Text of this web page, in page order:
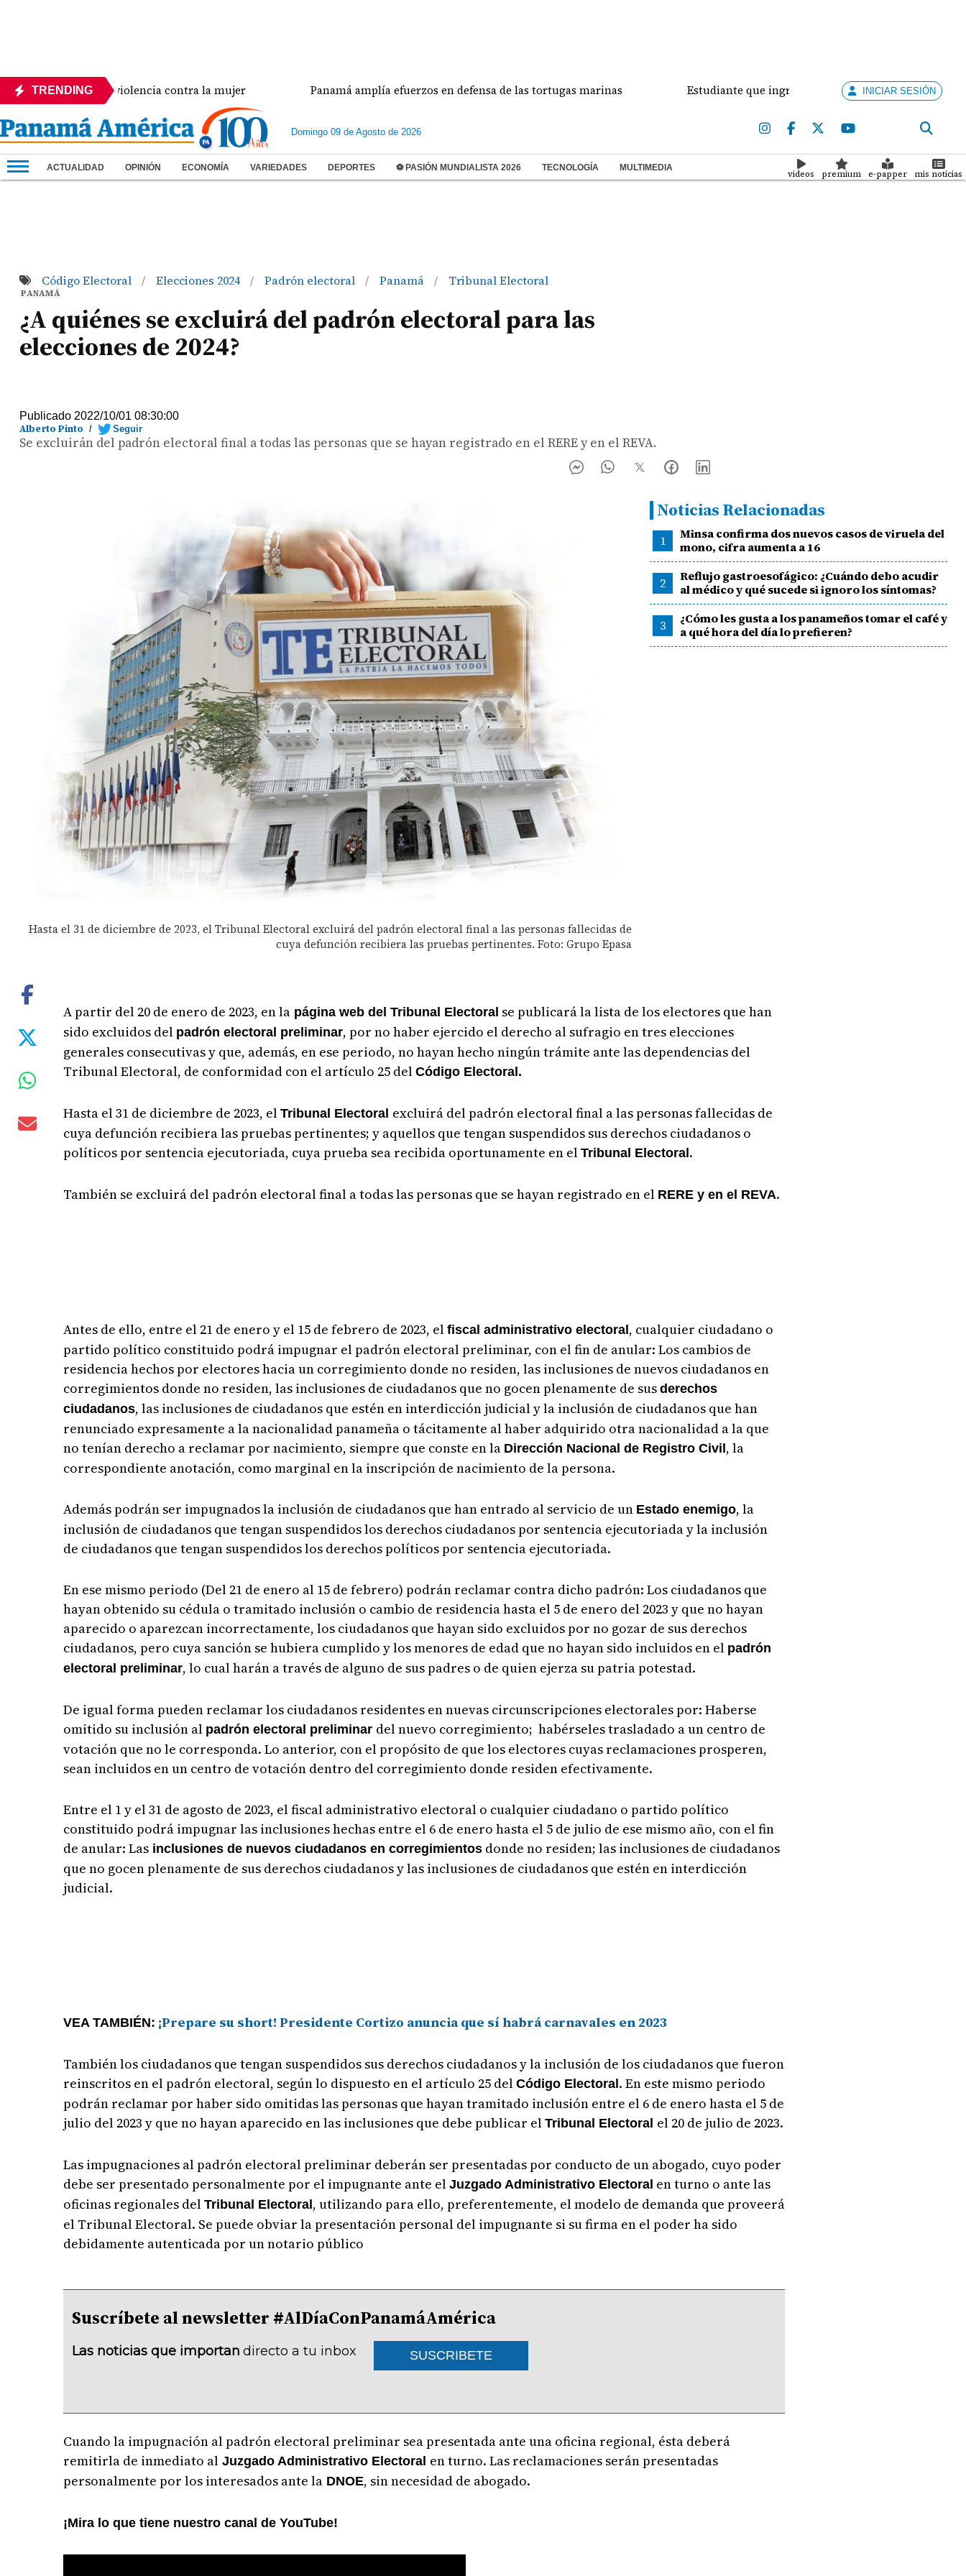
TRENDING
crisis de violencia contra la mujer Panamá amplía efuerzos en defensa de las tortugas marinas Estudiante que ingresó con un arma de fuego al 'Dolores
INICIAR SESIÓN
Domingo 09 de Agosto de 2026
ACTUALIDAD OPINIÓN ECONOMÍA VARIEDADES DEPORTES ⚽ PASIÓN MUNDIALISTA 2026 TECNOLOGÍA MULTIMEDIA
videos premium e-papper mis noticias
Código Electoral / Elecciones 2024 / Padrón electoral / Panamá / Tribunal Electoral
PANAMÁ
¿A quiénes se excluirá del padrón electoral para las
elecciones de 2024?
Publicado 2022/10/01 08:30:00
Alberto Pinto / Seguir
Se excluirán del padrón electoral final a todas las personas que se hayan registrado en el RERE y en el REVA.
Hasta el 31 de diciembre de 2023, el Tribunal Electoral excluirá del padrón electoral final a las personas fallecidas de
cuya defunción recibiera las pruebas pertinentes. Foto: Grupo Epasa
Noticias Relacionadas
1
Minsa confirma dos nuevos casos de viruela del
mono, cifra aumenta a 16
2
Reflujo gastroesofágico: ¿Cuándo debo acudir
al médico y qué sucede si ignoro los síntomas?
3
¿Cómo les gusta a los panameños tomar el café y
a qué hora del día lo prefieren?
A partir del 20 de enero de 2023, en la página web del Tribunal Electoral se publicará la lista de los electores que han
sido excluidos del padrón electoral preliminar, por no haber ejercido el derecho al sufragio en tres elecciones
generales consecutivas y que, además, en ese periodo, no hayan hecho ningún trámite ante las dependencias del
Tribunal Electoral, de conformidad con el artículo 25 delCódigo Electoral.
Hasta el 31 de diciembre de 2023, elTribunal Electoral excluirá del padrón electoral final a las personas fallecidas de
cuya defunción recibiera las pruebas pertinentes; y aquellos que tengan suspendidos sus derechos ciudadanos o
políticos por sentencia ejecutoriada, cuya prueba sea recibida oportunamente en elTribunal Electoral .
También se excluirá del padrón electoral final a todas las personas que se hayan registrado en el RERE y en el REVA.
Antes de ello, entre el 21 de enero y el 15 de febrero de 2023, elfiscal administrativo electoral , cualquier ciudadano o
partido político constituido podrá impugnar el padrón electoral preliminar, con el fin de anular: Los cambios de
residencia hechos por electores hacia un corregimiento donde no residen, las inclusiones de nuevos ciudadanos en
corregimientos donde no residen, las inclusiones de ciudadanos que no gocen plenamente de susderechos
ciudadanos, las inclusiones de ciudadanos que estén en interdicción judicial y la inclusión de ciudadanos que han
renunciado expresamente a la nacionalidad panameña o tácitamente al haber adquirido otra nacionalidad a la que
no tenían derecho a reclamar por nacimiento, siempre que conste en la Dirección Nacional de Registro Civil , la
correspondiente anotación, como marginal en la inscripción de nacimiento de la persona.
Además podrán ser impugnados la inclusión de ciudadanos que han entrado al servicio de un Estado enemigo, la
inclusión de ciudadanos que tengan suspendidos los derechos ciudadanos por sentencia ejecutoriada y la inclusión
de ciudadanos que tengan suspendidos los derechos políticos por sentencia ejecutoriada.
En ese mismo periodo (Del 21 de enero al 15 de febrero) podrán reclamar contra dicho padrón: Los ciudadanos que
hayan obtenido su cédula o tramitado inclusión o cambio de residencia hasta el 5 de enero del 2023 y que no hayan
aparecido o aparezcan incorrectamente, los ciudadanos que hayan sido excluidos por no gozar de sus derechos
ciudadanos, pero cuya sanción se hubiera cumplido y los menores de edad que no hayan sido incluidos en el padrón
electoral preliminar, lo cual harán a través de alguno de sus padres o de quien ejerza su patria potestad.
De igual forma pueden reclamar los ciudadanos residentes en nuevas circunscripciones electorales por: Haberse
omitido su inclusión al padrón electoral preliminar del nuevo corregimiento; habérseles trasladado a un centro de
votación que no le corresponda. Lo anterior, con el propósito de que los electores cuyas reclamaciones prosperen,
sean incluidos en un centro de votación dentro del corregimiento donde residen efectivamente.
Entre el 1 y el 31 de agosto de 2023, el fiscal administrativo electoral o cualquier ciudadano o partido político
constituido podrá impugnar las inclusiones hechas entre el 6 de enero hasta el 5 de julio de ese mismo año, con el fin
de anular: Las inclusiones de nuevos ciudadanos en corregimientos donde no residen; las inclusiones de ciudadanos
que no gocen plenamente de sus derechos ciudadanos y las inclusiones de ciudadanos que estén en interdicción
judicial.
VEA TAMBIÉN: ¡Prepare su short! Presidente Cortizo anuncia que sí habrá carnavales en 2023
También los ciudadanos que tengan suspendidos sus derechos ciudadanos y la inclusión de los ciudadanos que fueron
reinscritos en el padrón electoral, según lo dispuesto en el artículo 25 delCódigo Electoral . En este mismo periodo
podrán reclamar por haber sido omitidas las personas que hayan tramitado inclusión entre el 6 de enero hasta el 5 de
julio del 2023 y que no hayan aparecido en las inclusiones que debe publicar elTribunal Electoral el 20 de julio de 2023.
Las impugnaciones al padrón electoral preliminar deberán ser presentadas por conducto de un abogado, cuyo poder
debe ser presentado personalmente por el impugnante ante elJuzgado Administrativo Electoral en turno o ante las
oficinas regionales delTribunal Electoral , utilizando para ello, preferentemente, el modelo de demanda que proveerá
el Tribunal Electoral. Se puede obviar la presentación personal del impugnante si su firma en el poder ha sido
debidamente autenticada por un notario público
Suscríbete al newsletter #AlDíaConPanamáAmérica
Las noticias que importan directo a tu inbox SUSCRIBETE
Cuando la impugnación al padrón electoral preliminar sea presentada ante una oficina regional, ésta deberá
remitirla de inmediato al Juzgado Administrativo Electoral en turno. Las reclamaciones serán presentadas
personalmente por los interesados ante la DNOE, sin necesidad de abogado.
¡Mira lo que tiene nuestro canal de YouTube!